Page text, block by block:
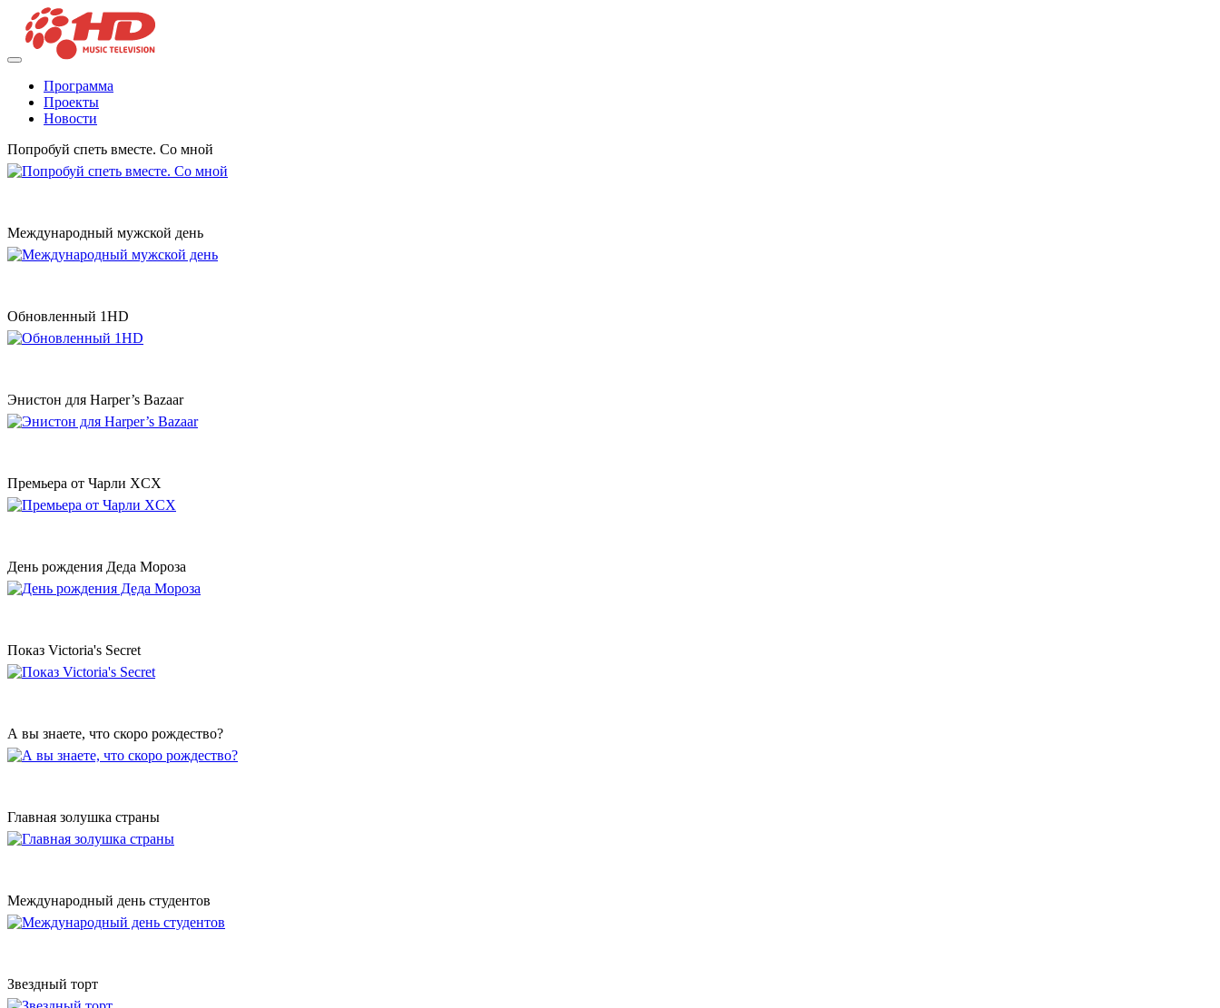
Программа
Проекты
Новости
Попробуй спеть вместе. Со мной
Международный мужской день
Обновленный 1HD
Энистон для Harper’s Bazaar
Премьера от Чарли XCX
День рождения Деда Мороза
Показ Victoria's Secret
А вы знаете, что скоро рождество?
Главная золушка страны
Международный день студентов
Звездный торт